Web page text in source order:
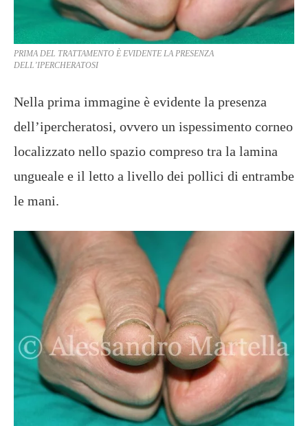
PRIMA DEL TRATTAMENTO È EVIDENTE LA PRESENZA
DELL’IPERCHERATOSI
Nella prima immagine è evidente la presenza
dell’ipercheratosi, ovvero un ispessimento corneo
localizzato nello spazio compreso tra la lamina
ungueale e il letto a livello dei pollici di entrambe
le mani.